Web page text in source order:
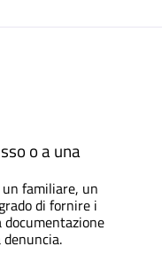
o a una
un familiare, un
di fornire i